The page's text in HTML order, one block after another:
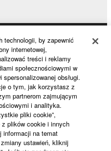
technologii, by zapewnić
internetowej,
treści i reklamy
społecznościowymi w
obsługi.
o tym, jak korzystasz z
partnerom zajmującym
i analityka.
pliki cookie”,
plików cookie i innych
informacji na temat
ustawień, kliknij